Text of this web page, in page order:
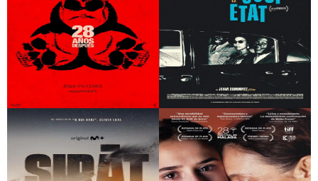
28 años después
Soundtrack To A
Coup d’Etat (Banda
sonora per a un cop
d’estat)